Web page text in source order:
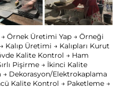
→ Örnek Üretimi Yap → Örneği
Kalıp Üretimi → Kalıpları Kurut
Kalite Kontrol → Ham
Pişirme → İkinci Kalite
→ Dekorasyon/Elektrokaplama
Kalite Kontrol → Paketleme →